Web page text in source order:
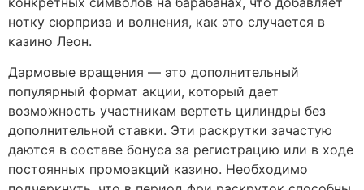
нотку сюрприза и волнения, как это случается в
казино Леон.
Дармовые вращения — это дополнительный
популярный формат акции, который дает
возможность участникам вертеть цилиндры без
дополнительной ставки. Эти раскрутки зачастую
даются в составе бонуса за регистрацию или в ходе
постоянных промоакций казино. Необходимо